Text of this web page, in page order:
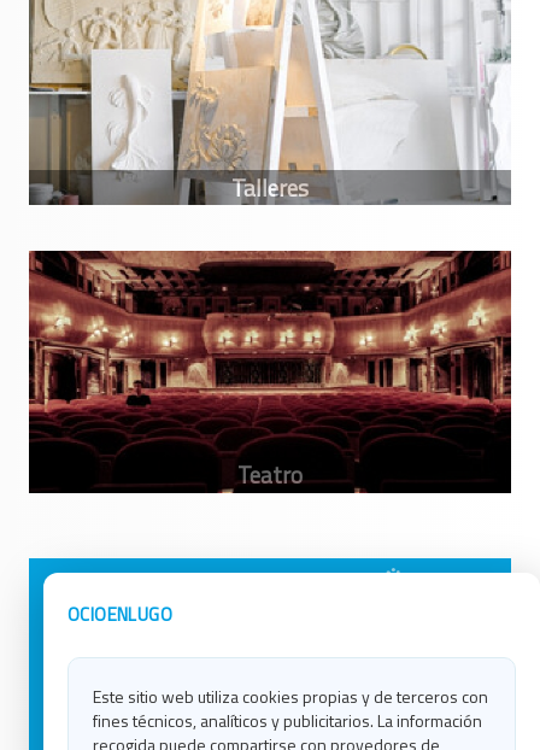
OCIOENLUGO
Este sitio web utiliza cookies propias y de terceros con
fines técnicos, analíticos y publicitarios. La información
recogida puede compartirse con provedores de
Avisos Legales
Contacto
Política de Cookies
Ocio en Lugo
Ocio en Ourense